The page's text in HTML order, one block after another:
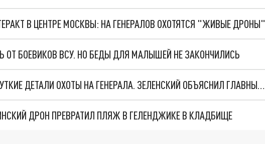
В ЦЕНТРЕ МОСКВЫ: НА ГЕНЕРАЛОВ ОХОТЯТСЯ "ЖИВЫЕ ДРОНЫ"
ОТ БОЕВИКОВ ВСУ. НО БЕДЫ ДЛЯ МАЛЫШЕЙ НЕ ЗАКОНЧИЛИСЬ
"МЫ ВАС ЗАСТАВИМ": ЖУТКИЕ ДЕТАЛИ ОХОТЫ НА ГЕНЕРАЛА. ЗЕЛЕНСКИЙ ОБЪЯСНИЛ ГЛАВНЫЙ СМЫСЛ ТЕРАКТА В ЦЕНТРЕ МОСКВЫ
ДРОН ПРЕВРАТИЛ ПЛЯЖ В ГЕЛЕНДЖИКЕ В КЛАДБИЩЕ